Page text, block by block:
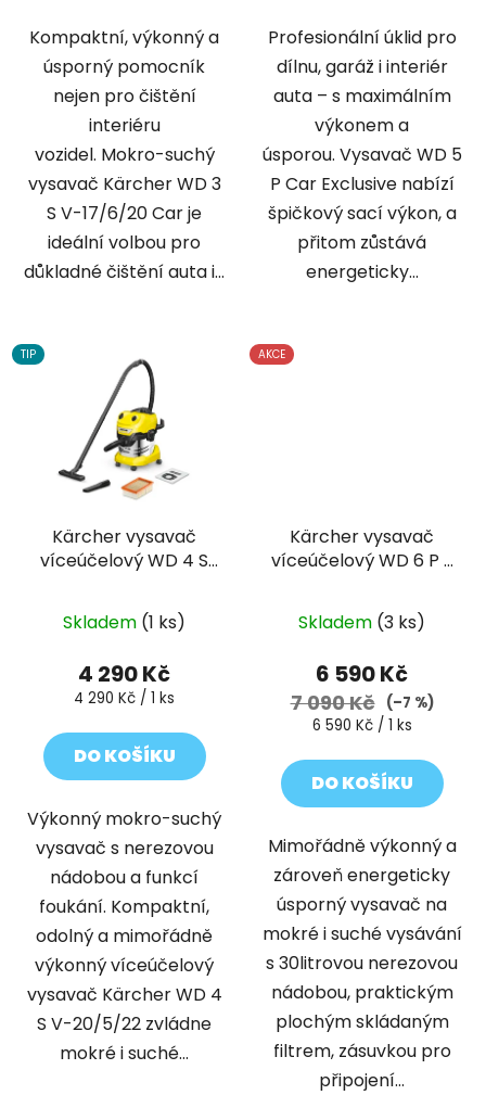
Kompaktní, výkonný a
úsporný pomocník
nejen pro čištění
interiéru
vozidel. Mokro-suchý
vysavač Kärcher WD 3
S V-17/6/20 Car je
ideální volbou pro
důkladné čištění auta i...
Profesionální úklid pro
dílnu, garáž i interiér
auta – s maximálním
výkonem a
úsporou. Vysavač WD 5
P Car Exclusive nabízí
špičkový sací výkon, a
přitom zůstává
energeticky...
TIP
Kärcher vysavač
víceúčelový WD 4 S
Skladem (1 ks)
4 290 Kč
Měrná
4 290 Kč / 1 ks
DO KOŠÍKU
Výkonný mokro-suchý
vysavač s nerezovou
nádobou a funkcí
foukání. Kompaktní,
odolný a mimořádně
výkonný víceúčelový
vysavač Kärcher WD 4
S V-20/5/22 zvládne
mokré i suché...
AKCE
Kärcher vysavač
víceúčelový WD 6 P S
Skladem (3 ks)
6 590 Kč
7 090 Kč
(–7 %)
Měrná
6 590 Kč / 1 ks
DO KOŠÍKU
Mimořádně výkonný a
zároveň energeticky
úsporný vysavač na
mokré i suché vysávání
s 30litrovou nerezovou
nádobou, praktickým
plochým skládaným
filtrem, zásuvkou pro
připojení...